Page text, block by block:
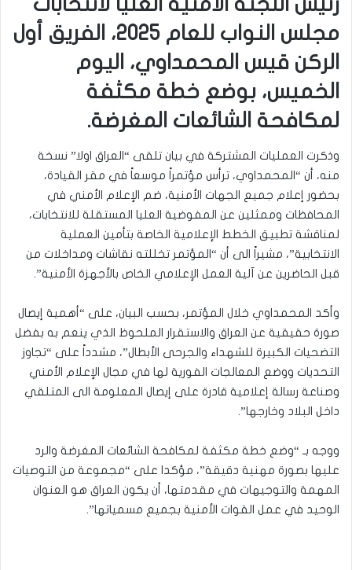
مجلس النواب للعام 2025، الفريق أول
الركن قيس المحمداوي، اليوم
الخميس، بوضع خطة مكثفة
لمكافحة الشائعات المغرضة.
وذكرت العمليات المشتركة في بيان تلقى “العراق اولا” نسخة
منه، أن “المحمداوي، ترأس مؤتمراً موسعاً في مقر القيادة،
بحضور إعلام جميع الجهات الأمنية، ضم الإعلام الأمني في
المحافظات وممثلين عن المفوضية العليا المستقلة للانتخابات،
لمناقشة تطبيق الخطط الإعلامية الخاصة بتأمين العملية
الانتخابية”، مشيراً الى أن “المؤتمر تخللته نقاشات ومداخلات من
قبل الحاضرين عن آلية العمل الإعلامي الخاص بالأجهزة الأمنية”.
وأكد المحمداوي خلال المؤتمر، بحسب البيان، على “أهمية إيصال
صورة حقيقية عن العراق والاستقرار الملحوظ الذي ينعم به بفضل
التضحيات الكبيرة للشهداء والجرحى الأبطال”، مشدداً على “تجاوز
التحديات ووضع المعالجات الفورية لها في مجال الإعلام الأمني
وصناعة رسالة إعلامية قادرة على إيصال المعلومة الى المتلقي
داخل البلاد وخارجها”.
ووجه بـ “وضع خطة مكثفة لمكافحة الشائعات المغرضة والرد
عليها بصورة مهنية دقيقة”، مؤكدا على “مجموعة من التوصيات
المهمة والتوجيهات في مقدمتها، أن يكون العراق هو العنوان
الوحيد في عمل القوات الأمنية بجميع مسمياتها”.